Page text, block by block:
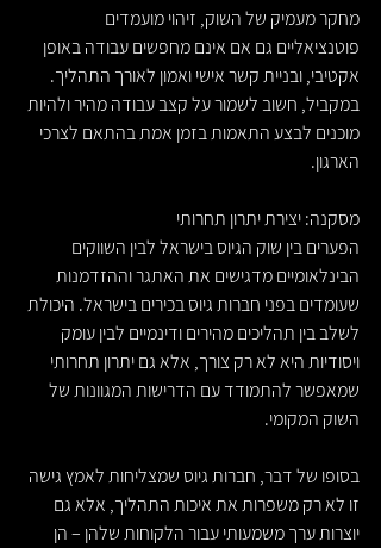
מחקר מעמיק של השוק, זיהוי מועמדים
פוטנציאליים גם אם אינם מחפשים עבודה באופן
אקטיבי, ובניית קשר אישי ואמון לאורך התהליך.
במקביל, חשוב לשמור על קצב עבודה מהיר ולהיות
מוכנים לבצע התאמות בזמן אמת בהתאם לצרכי
הארגון.
מסקנה: יצירת יתרון תחרותי
הפערים בין שוק הגיוס בישראל לבין השווקים
הבינלאומיים מדגישים את האתגר וההזדמנות
שעומדים בפני חברות גיוס בכירים בישראל. היכולת
לשלב בין תהליכים מהירים ודינמיים לבין עומק
ויסודיות היא לא רק צורך, אלא גם יתרון תחרותי
שמאפשר להתמודד עם הדרישות המגוונות של
השוק המקומי.
בסופו של דבר, חברות גיוס שמצליחות לאמץ גישה
זו לא רק משפרות את איכות התהליך, אלא גם
יוצרות ערך משמעותי עבור הלקוחות שלהן – הן